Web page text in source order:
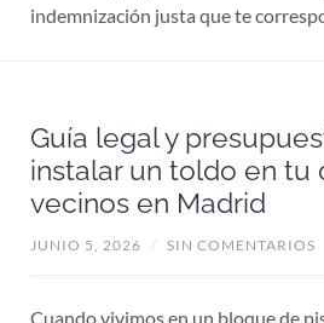
Guía legal y
instalar un toldo en tu
vecinos en Madrid